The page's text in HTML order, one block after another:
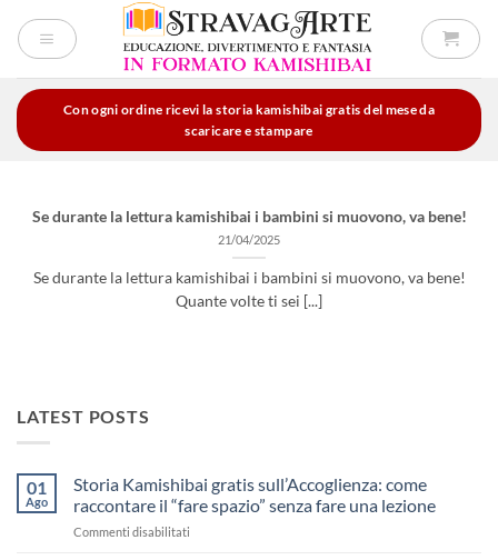
Con ogni ordine ricevi la storia kamishibai gratis del mese da
scaricare e stampare
Se durante la lettura kamishibai i bambini si muovono, va bene!
21/04/2025
Se durante la lettura kamishibai i bambini si muovono, va bene!
Quante volte ti sei [...]
LATEST POSTS
01
Ago
Storia Kamishibai gratis sull’Accoglienza: come
raccontare il “fare spazio” senza fare una lezione
Commenti disabilitati